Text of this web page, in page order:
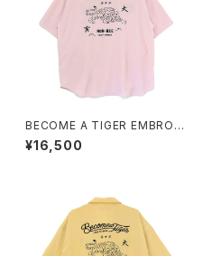
BECOME A TIGER EMBROI
DERED HALFSLEEVE SHIRT
S light-pink
¥16,500